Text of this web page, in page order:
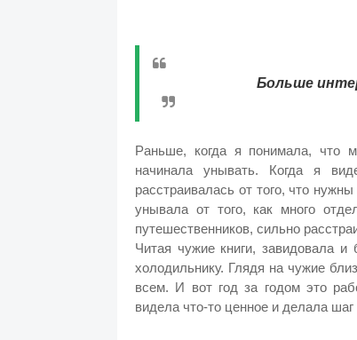
Больше
Раньше, когда я понимала, что
начинала унывать. Когда я
расстраивалась от того, что
унывала от того, как много
путешественников, сильно
Читая чужие книги, завидовала
холодильнику. Глядя на чужие
всем. И вот год за годом это
видела что-то ценное и делала